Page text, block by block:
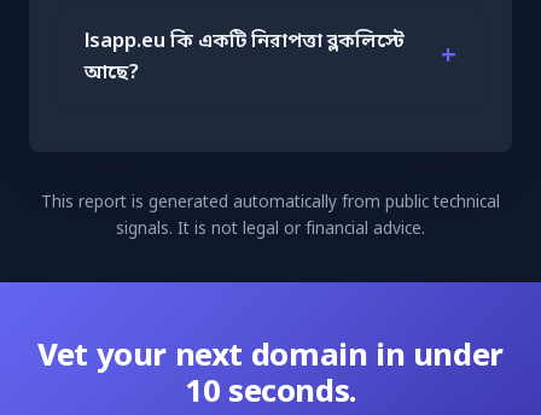
lsapp.eu কি একটি নিরাপত্তা ব্লকলিস্টে
আছে?
This report is generated automatically from public technical
signals. It is not legal or financial advice.
Vet your next domain in under
10 seconds.